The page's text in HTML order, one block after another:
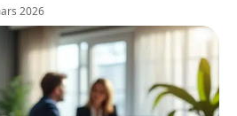
2026